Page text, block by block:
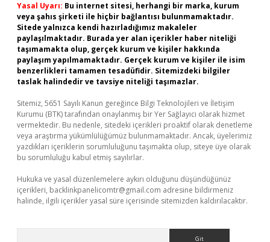
Yasal Uyarı: Bu internet sitesi, herhangi bir marka, kurum
veya şahıs şirketi ile hiçbir bağlantısı bulunmamaktadır.
Sitede yalnızca kendi hazırladığımız makaleler
paylaşılmaktadır. Burada yer alan içerikler haber niteliği
taşımamakta olup, gerçek kurum ve kişiler hakkında
paylaşım yapılmamaktadır. Gerçek kurum ve kişiler ile isim
benzerlikleri tamamen tesadüfidir. Sitemizdeki bilgiler
taslak halindedir ve tavsiye niteliği taşımazlar.
Sitemiz, 5651 Sayılı Kanun gereğince Bilgi Teknolojileri ve İletişim
Kurumu (BTK) tarafından onaylanmış bir Yer Sağlayıcı olarak hizmet
vermektedir. Bu nedenle, sitedeki içerikleri proaktif olarak denetleme
veya araştırma yükümlülüğümüz bulunmamaktadır. Ancak, üyelerimiz
yazdıkları içeriklerin sorumluluğunu taşımakta olup, siteye üye olarak
bu sorumluluğu kabul etmiş sayılırlar.
Hukuka ve yasal düzenlemelere aykırı olduğunu düşündüğünüz
içerikleri, backlinkpanelicomtr@gmail.com adresine bildirmeniz
halinde, ilgili içerikler yasal süre içerisinde sitemizden kaldırılacaktır.